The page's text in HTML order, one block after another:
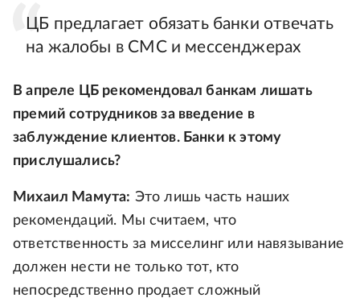
ЦБ предлагает обязать банки отвечать
на жалобы в СМС и мессенджерах
В апреле ЦБ рекомендовал банкам лишать
премий сотрудников за введение в
заблуждение клиентов. Банки к этому
прислушались?
Михаил Мамута: Это лишь часть наших
рекомендаций. Мы считаем, что
ответственность за мисселинг или навязывание
должен нести не только тот, кто
непосредственно продает сложный